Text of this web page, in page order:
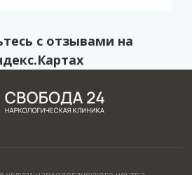
с отзывами на